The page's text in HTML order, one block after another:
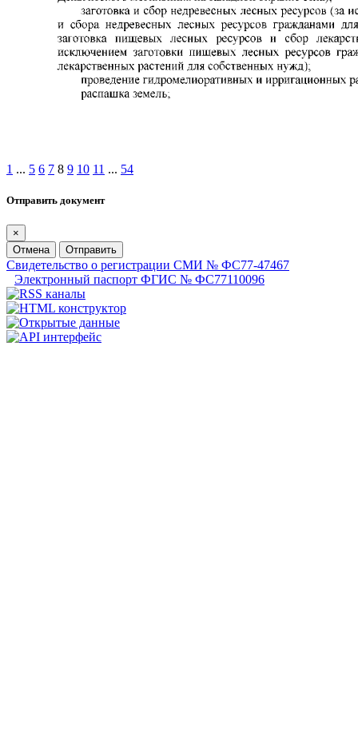
1 ... 5 6 7 8 9 10 11 ... 54
Отправить документ
×
Отмена
Отправить
Свидетельство о регистрации СМИ № ФС77-47467
Электронный паспорт ФГИС № ФС77110096